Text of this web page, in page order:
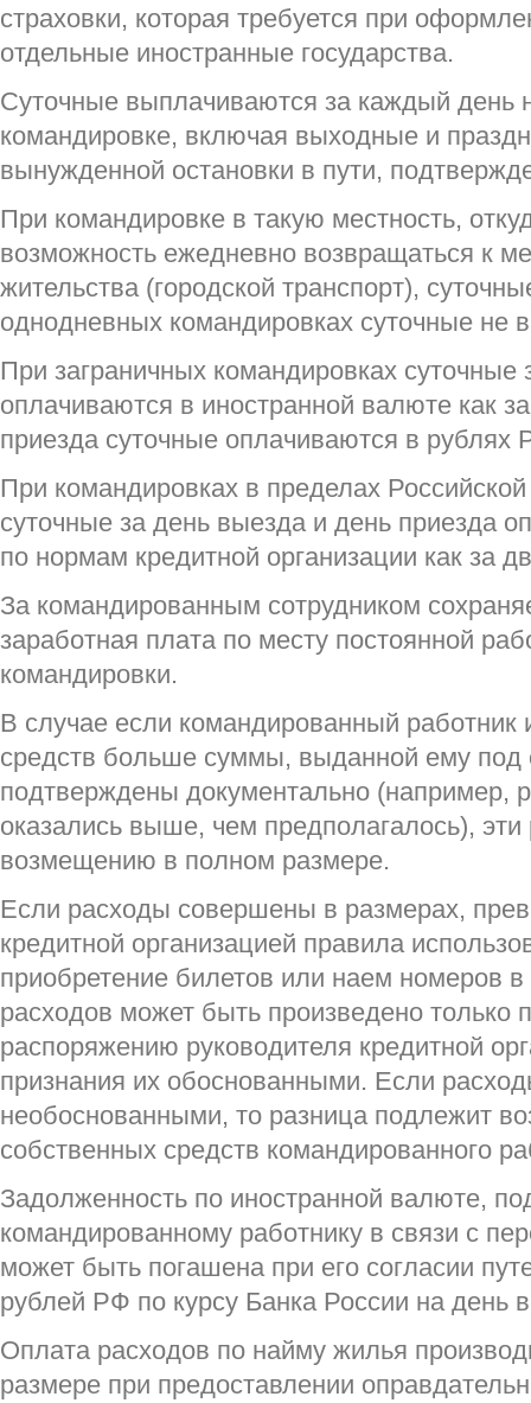
страховки, которая требуется при
отдельные иностранные государства.
Суточные выплачиваются за каждый день
командировке, включая выходные и
вынужденной остановки в пути,
При командировке в такую местность,
возможность ежедневно возвращаться к
жительства (городской транспорт),
однодневных командировках суточные не
При заграничных командировках суточные
оплачиваются в иностранной валюте как
приезда суточные оплачиваются в рублях
При командировках в пределах
суточные за день выезда и день приезда
по нормам кредитной организации как за
За командированным сотрудником
заработная плата по месту постоянной
командировки.
В случае если командированный
средств больше суммы, выданной ему под
подтверждены документально (например,
оказались выше, чем предполагалось),
возмещению в полном размере.
Если расходы совершены в размерах,
кредитной организацией правила
приобретение билетов или наем номеров
расходов может быть произведено только
распоряжению руководителя кредитной
признания их обоснованными. Если
необоснованными, то разница подлежит
собственных средств командированного
Задолженность по иностранной валюте,
командированному работнику в связи с
может быть погашена при его согласии
рублей РФ по курсу Банка России на день
Оплата расходов по найму жилья
размере при предоставлении